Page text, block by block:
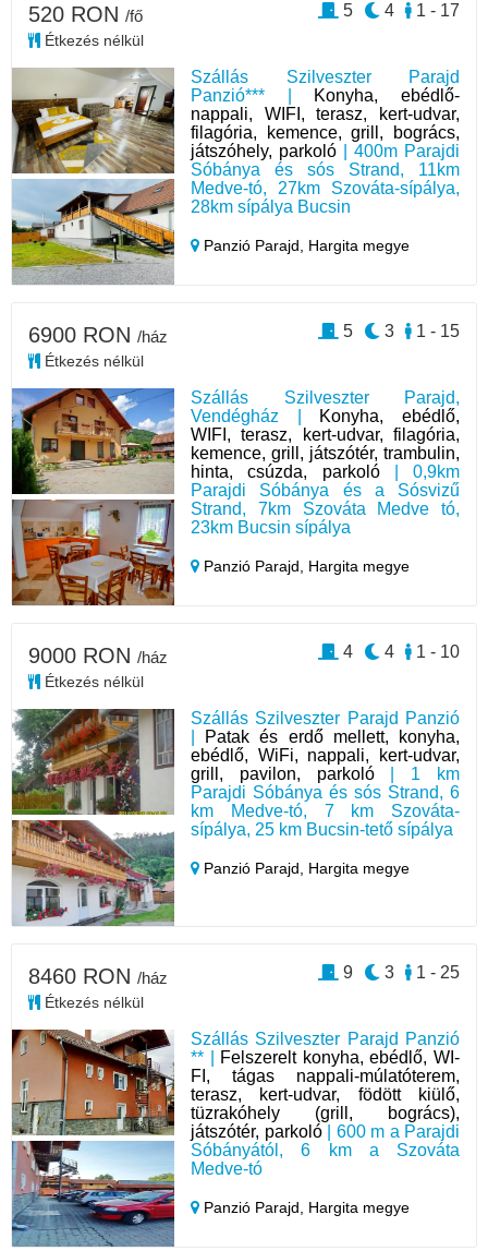
Szállás Szilveszter Parajd
Panzió*** | Konyha, ebédlő-
nappali, WIFI, terasz, kert-udvar,
filagória, kemence, grill, bogrács,
játszóhely, parkoló | 400m Parajdi
Sóbánya és sós Strand, 11km
Medve-tó, 27km Szováta-sípálya,
28km sípálya Bucsin
Panzió Parajd, Hargita megye
520 RON /fő
Étkezés nélkül
1 - 17
4
5
Szállás Szilveszter Parajd,
Vendégház | Konyha, ebédlő,
WIFI, terasz, kert-udvar, filagória,
kemence, grill, játszótér, trambulin,
hinta, csúzda, parkoló| 0,9km
Parajdi Sóbánya és a Sósvizű
Strand, 7km Szováta Medve tó,
23km Bucsin sípálya
Panzió Parajd, Hargita megye
6900 RON /ház
Étkezés nélkül
1 - 15
3
5
Szállás Szilveszter Parajd Panzió
Patak és erdő mellett, konyha,
ebédlő, WiFi, nappali, kert-udvar,
grill, pavilon, parkoló| 1 km
Parajdi Sóbánya és sós Strand, 6
km Medve-tó, 7 km Szováta-
sípálya, 25 km Bucsin-tető sípálya
Panzió Parajd, Hargita megye
9000 RON /ház
Étkezés nélkül
1 - 10
4
4
Szállás Szilveszter Parajd Panzió
** |
Felszerelt konyha, ebédlő, WI-
FI, tágas nappali-múlatóterem,
terasz, kert-udvar, födött kiülő,
tüzrakóhely (grill, bogrács),
játszótér, parkoló| 600 m a Parajdi
Sóbányától, 6 km a Szováta
Medve-tó
Panzió Parajd, Hargita megye
8460 RON /ház
Étkezés nélkül
1 - 25
3
9